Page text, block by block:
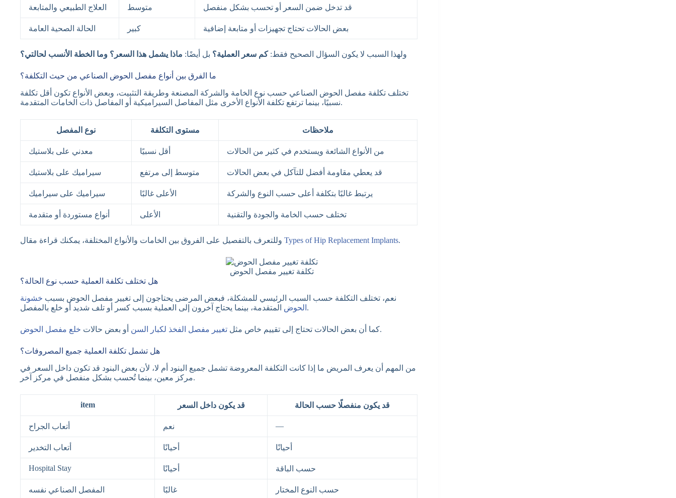
العلاج الطبيعي والمتابعة متوسط قد تدخل ضمن السعر أو تحسب بشكل منفصل
الحالة الصحية العامة كبير بعض الحالات تحتاج تجهيزات أو متابعة إضافية
ولهذا السبب لا يكون السؤال الصحيح فقط:كم سعر العملية؟ بل أيضًا: ماذا يشمل هذا السعر؟ وما الخطة الأنسب لحالتي؟
ما الفرق بين أنواع مفصل الحوض الصناعي من حيث التكلفة؟
تختلف تكلفة مفصل الحوض الصناعي حسب نوع الخامة والشركة المصنعة وطريقة التثبيت، وبعض الأنواع تكون أقل تكلفة
نسبيًا، بينما ترتفع تكلفة الأنواع الأخرى مثل المفاصل السيراميكية أو المفاصل ذات الخامات المتقدمة.
نوع المفصل مستوى التكلفة ملاحظات
معدني على بلاستيك أقل نسبيًا من الأنواع الشائعة ويستخدم في كثير من الحالات
سيراميك على بلاستيك متوسط إلى مرتفع قد يعطي مقاومة أفضل للتآكل في بعض الحالات
سيراميك على سيراميك الأعلى غالبًا يرتبط غالبًا بتكلفة أعلى حسب النوع والشركة
أنواع مستوردة أو متقدمة الأعلى تختلف حسب الخامة والجودة والتقنية
Types of Hip Replacement Implants.
تكلفة تغيير مفصل الحوض
هل تختلف تكلفة العملية حسب نوع الحالة؟
نعم، تختلف التكلفة حسب السبب الرئيسي للمشكلة، فبعض المرضى يحتاجون إلى تغيير مفصل الحوض بسبب خشونة
الحوض المتقدمة، بينما يحتاج آخرون إلى العملية بسبب كسر أو تلف شديد أو خلع بالمفصل.
كما أن بعض الحالات تحتاج إلى تقييم خاص مثل تغيير مفصل الفخذ لكبار السن أو بعض حالات خلع مفصل الحوض .
هل تشمل تكلفة العملية جميع المصروفات؟
من المهم أن يعرف المريض ما إذا كانت التكلفة المعروضة تشمل جميع البنود أم لا، لأن بعض البنود قد تكون داخل السعر في
مركز معين، بينما تُحسب بشكل منفصل في مركز آخر.
item قد يكون داخل السعر قد يكون منفصلًا حسب الحالة
أتعاب الجراح نعم —
أتعاب التخدير أحيانًا أحيانًا
Hospital Stay أحيانًا حسب الباقة
المفصل الصناعي نفسه غالبًا حسب النوع المختار